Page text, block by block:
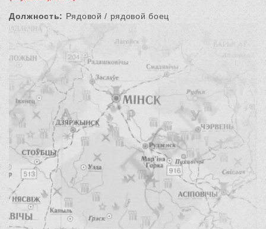
Должность: Рядовой / рядовой боец